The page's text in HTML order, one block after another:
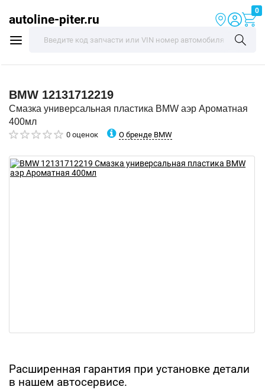
autoline-piter.ru
0
BMW 12131712219
Смазка универсальная пластика BMW аэр Ароматная
400мл
0 оценок О бренде BMW
Расширенная гарантия при установке детали
в нашем автосервисе.